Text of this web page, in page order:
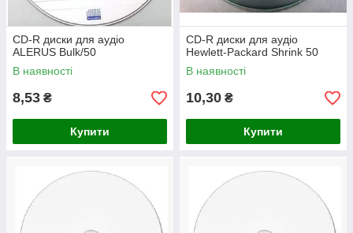
CD-R диски для аудіо
ALERUS Bulk/50
В наявності
8,53 ₴
Купити
CD-R диски для аудіо
Hewlett-Packard Shrink 50
В наявності
10,30 ₴
Купити